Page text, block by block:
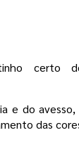
certo
e do
das